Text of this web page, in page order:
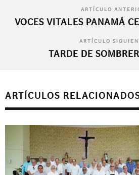
ARTÍCULO
VOCES VITALES PANAMÁ
ARTÍCULO
TARDE DE
ARTÍCULOS